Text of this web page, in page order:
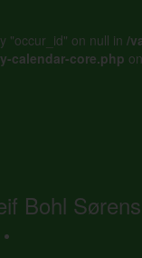
"occur_id" on null in /
calendar-core.php
Bohl